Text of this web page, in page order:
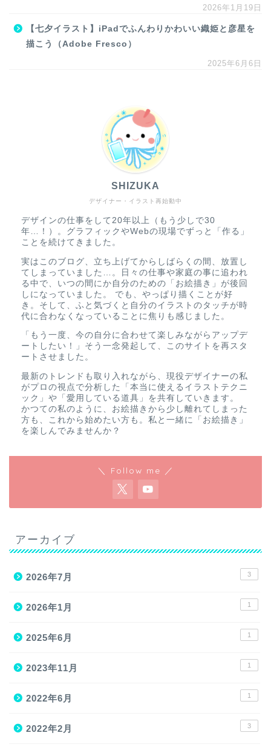
2026年1月19日
【七夕イラスト】iPadでふんわりかわいい織姫と彦星を
描こう（Adobe Fresco）
2025年6月6日
デザイナー・イラスト再始動中
SHIZUKA
デザインの仕事をして20年以上（もう少しで30
年…！）。グラフィックやWebの現場でずっと「作る」
ことを続けてきました。
実はこのブログ、立ち上げてからしばらくの間、放置し
てしまっていました…。日々の仕事や家庭の事に追われ
る中で、いつの間にか自分のための「お絵描き」が後回
しになっていました。 でも、やっぱり描くことが好
き。そして、ふと気づくと自分のイラストのタッチが時
代に合わなくなっていることに焦りも感じました。
「もう一度、今の自分に合わせて楽しみながらアップデ
ートしたい！」そう一念発起して、このサイトを再スタ
ートさせました。
最新のトレンドも取り入れながら、現役デザイナーの私
がプロの視点で分析した「本当に使えるイラストテクニ
ック」や「愛用している道具」を共有していきます。
かつての私のように、お絵描きから少し離れてしまった
方も、これから始めたい方も。私と一緒に「お絵描き」
を楽しんでみませんか？
＼ Follow me ／
アーカイブ
2026年7月 3
2026年1月 1
2025年6月 1
2023年11月 1
2022年6月 1
2022年2月 3